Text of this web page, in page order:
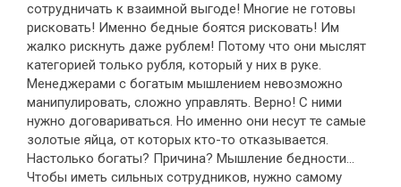
сотрудничать к взаимной выгоде! Многие не готовы
рисковать! Именно бедные боятся рисковать! Им
жалко рискнуть даже рублем! Потому что они мыслят
категорией только рубля, который у них в руке.
Менеджерами с богатым мышлением невозможно
манипулировать, сложно управлять. Верно! С ними
нужно договариваться. Но именно они несут те самые
золотые яйца, от которых кто-то отказывается.
Настолько богаты? Причина? Мышление бедности...
Чтобы иметь сильных сотрудников, нужно самому